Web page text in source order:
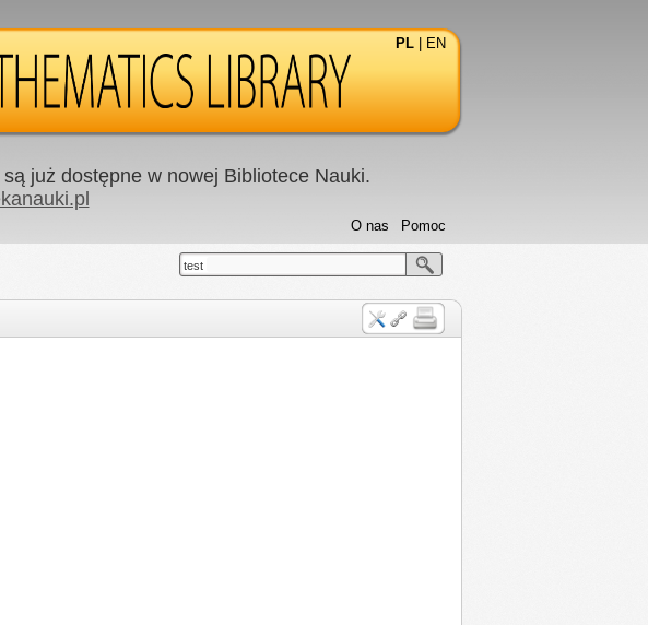
PL EN
już dostępne w nowej Bibliotece Nauki.
Pomoc
O nas
test